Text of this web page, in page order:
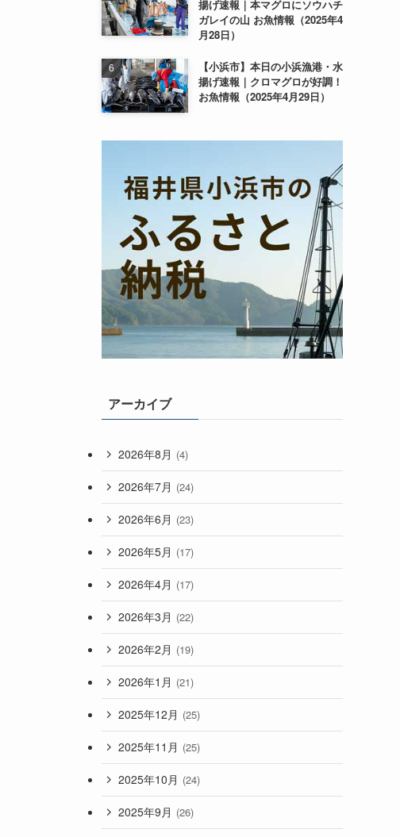
揚げ速報｜本マグロにソウハチ
ガレイの山 お魚情報（2025年4
月28日）
【小浜市】本日の小浜漁港・水
揚げ速報｜クロマグロが好調！
お魚情報（2025年4月29日）
アーカイブ
2026年8月 (4)
2026年7月 (24)
2026年6月 (23)
2026年5月 (17)
2026年4月 (17)
2026年3月 (22)
2026年2月 (19)
2026年1月 (21)
2025年12月 (25)
2025年11月 (25)
2025年10月 (24)
2025年9月 (26)